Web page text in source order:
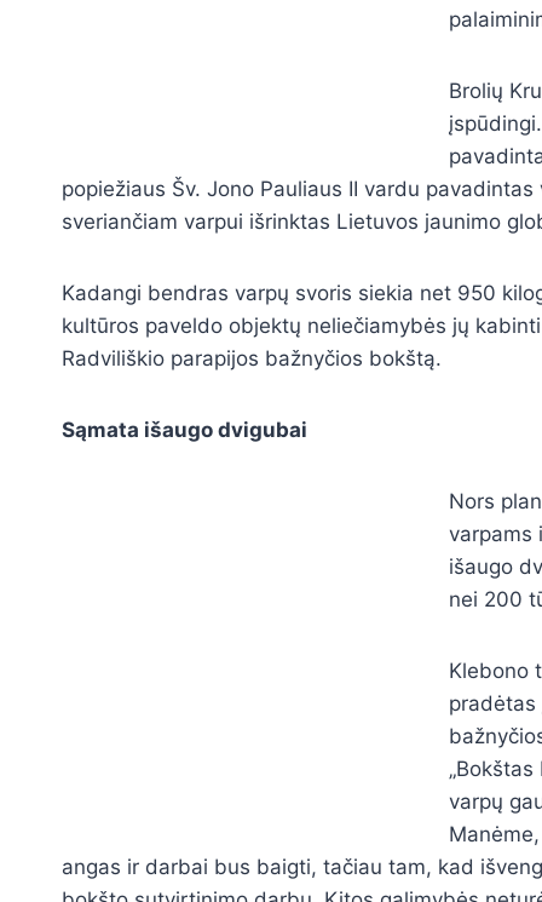
Brolių
popiežiaus Šv. Jono Pauliaus II vardu
sveriančiam varpui išrinktas Lietuvos jaunimo
Kadangi bendras varpų svoris siekia net 950
kultūros paveldo objektų neliečiamybės jų
Radviliškio parapijos bažnyčios bokštą.
Sąmata išaugo dvigubai
Nors
varpams
išaugo
nei 200
Klebono
pradėtas
varpų
angas ir darbai bus baigti, tačiau tam, kad